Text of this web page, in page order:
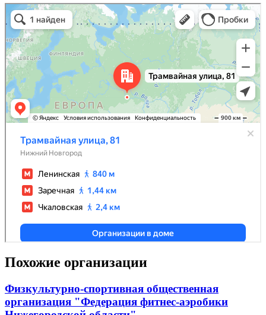
Похожие организации
Физкультурно-спортивная общественная
организация "Федерация фитнес-аэробики